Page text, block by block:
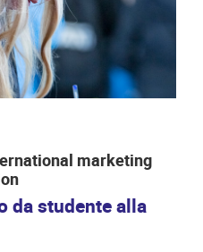
marketing
da studente alla